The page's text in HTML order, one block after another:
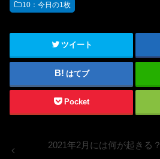
10：今日の1枚
ツイート
はてブ
Pocket
2021年2月には何が起きる